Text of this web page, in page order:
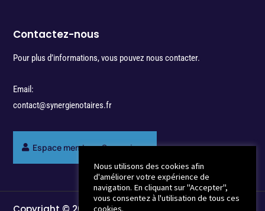
Contactez-nous
Pour plus d’informations, vous pouvez nous contacter.
Email:
contact@synergienotaires.fr
Espace membres Synergie
Nous utilisons des cookies afin
d'améliorer votre expérience de
navigation. En cliquant sur "Accepter",
vous consentez à l'utilisation de tous ces
cookies.